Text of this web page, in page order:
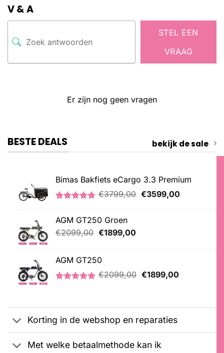
V & A
STEL EEN
VRAAG
Er zijn nog geen vragen
BESTE DEALS bekijk de sale
Bimas Bakfiets eCargo 3.3 Premium
gebaseerd
op
klantbeoordelingen
€3799,00 Oorspronkelijke
€3599,00Huidige
AGM GT250 Groen
€2099,00 Oorspronkelijke
€2099,00.
€1899,00Huidige
AGM GT250
klantbeoordelingen
€2099,00 Oorspronkelijke
€1899,00Huidige
Korting in de webshop en reparaties
Met welke betaalmethode kan ik